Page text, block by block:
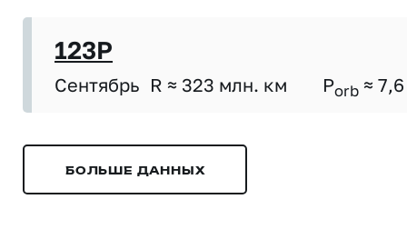
123P
Сентябрь R ≈ 323 млн. км Porb ≈ 7,6
БОЛЬШЕ ДАННЫХ